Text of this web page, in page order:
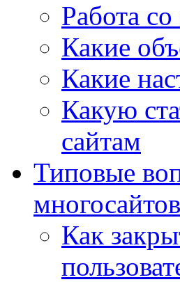
Работа
Какие
Какие
Какую
сайтам
Типовые
Как